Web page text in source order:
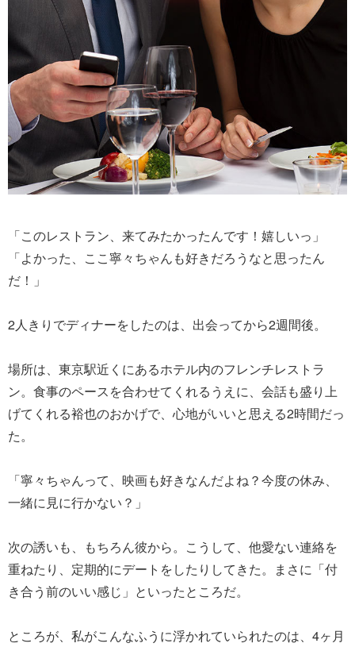
「このレストラン、来てみたかったんです！嬉しいっ」
「よかった、ここ寧々ちゃんも好きだろうなと思ったん
だ！」
2人きりでディナーをしたのは、出会ってから2週間後。
場所は、東京駅近くにあるホテル内のフレンチレストラ
ン。食事のペースを合わせてくれるうえに、会話も盛り上
げてくれる裕也のおかげで、心地がいいと思える2時間だっ
た。
「寧々ちゃんって、映画も好きなんだよね？今度の休み、
一緒に見に行かない？」
次の誘いも、もちろん彼から。こうして、他愛ない連絡を
重ねたり、定期的にデートをしたりしてきた。まさに「付
き合う前のいい感じ」といったところだ。
ところが、私がこんなふうに浮かれていられたのは、4ヶ月